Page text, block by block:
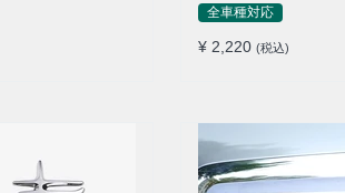
全車種対応
¥ 2,220 (税込)